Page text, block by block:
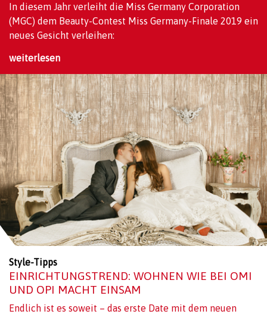
In diesem Jahr verleiht die Miss Germany Corporation
(MGC) dem Beauty-Contest Miss Germany-Finale 2019 ein
neues Gesicht verleihen:
weiterlesen
Style-Tipps
EINRICHTUNGSTREND: WOHNEN WIE BEI OMI
UND OPI MACHT EINSAM
Endlich ist es soweit – das erste Date mit dem neuen